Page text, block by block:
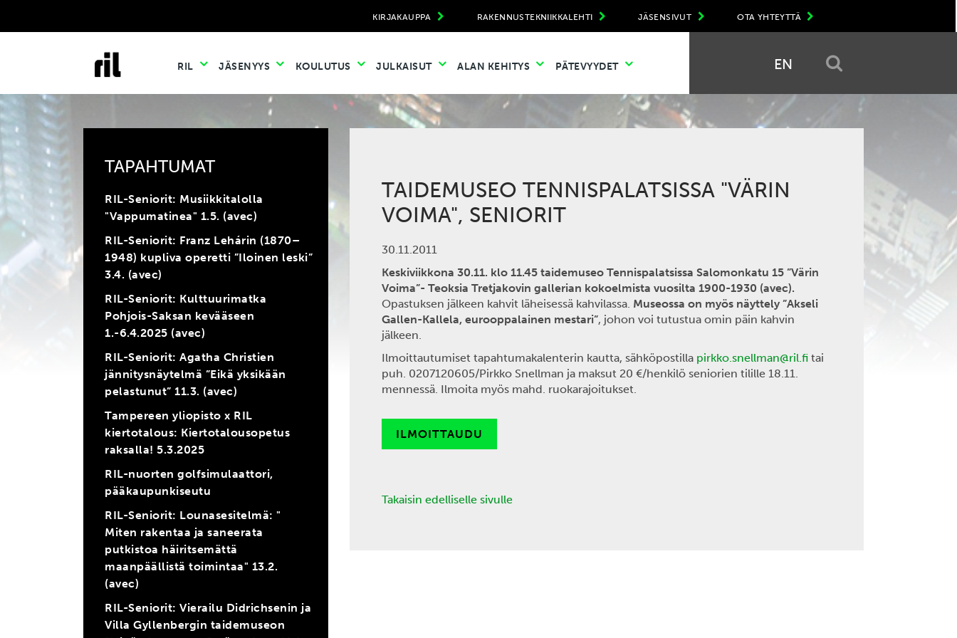
OTA YHTEYTTÄ
JÄSENSIVUT
RAKENNUSTEKNIIKKALEHTI
KIRJAKAUPPA
RIL JÄSENYYS KOULUTUS JULKAISUT ALAN KEHITYS PÄTEVYYDET EN
TAPAHTUMAT
RIL-Seniorit: Musiikkitalolla
"Vappumatinea" 1.5. (avec)
RIL-Seniorit: Franz Lehárin (1870–
1948) kupliva operetti ”Iloinen leski”
3.4. (avec)
RIL-Seniorit: Kulttuurimatka
Pohjois-Saksan kevääseen
1.-6.4.2025 (avec)
RIL-Seniorit: Agatha Christien
jännitysnäytelmä ”Eikä yksikään
pelastunut” 11.3. (avec)
Tampereen yliopisto x RIL
kiertotalous: Kiertotalousopetus
raksalla! 5.3.2025
RIL-nuorten golfsimulaattori,
pääkaupunkiseutu
RIL-Seniorit: Lounasesitelmä: "
Miten rakentaa ja saneerata
putkistoa häiritsemättä
maanpäällistä toimintaa" 13.2.
(avec)
RIL-Seniorit: Vierailu Didrichsenin ja
Villa Gyllenbergin taidemuseon
TAIDEMUSEO TENNISPALATSISSA "VÄRIN
VOIMA", SENIORIT
30.11.2011
Keskiviikkona 30.11. klo 11.45 taidemuseo Tennispalatsissa Salomonkatu 15 ”Värin
Voima”- Teoksia Tretjakovin gallerian kokoelmista vuosilta 1900-1930 (avec).
Opastuksen jälkeen kahvit läheisessä kahvilassa. Museossa on myös näyttely ”Akseli
Gallen-Kallela, eurooppalainen mestari”, johon voi tutustua omin päin kahvin
jälkeen.
Ilmoittautumiset tapahtumakalenterin kautta, sähköpostilla pirkko.snellman@ril.fi tai
puh. 0207120605/Pirkko Snellman ja maksut 20 €/henkilö seniorien tilille 18.11.
mennessä. Ilmoita myös mahd. ruokarajoitukset.
ILMOITTAUDU
Takaisin edelliselle sivulle